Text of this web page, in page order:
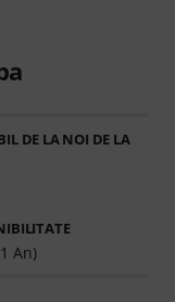
DE LA NOI DE LA
An)